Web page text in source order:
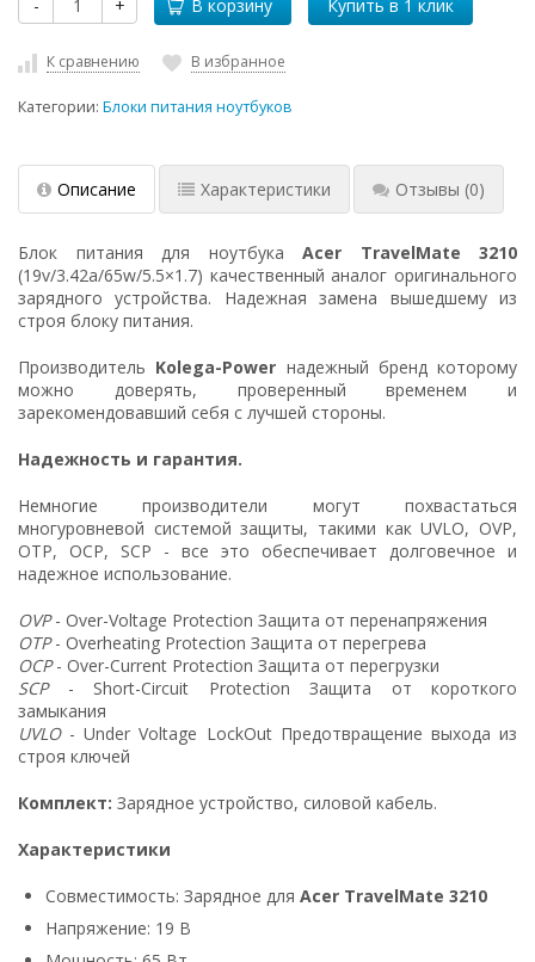
- + В корзину
К сравнению В избранное
Категории: Блоки питания ноутбуков
Описание Характеристики Отзывы (0)
Блок питания для ноутбука Acer TravelMate 3210
(19v/3.42a/65w/5.5×1.7) качественный аналог оригинального
зарядного устройства. Надежная замена вышедшему из
строя блоку питания.
Производитель Kolega-Power надежный бренд которому
можно доверять, проверенный временем и
зарекомендовавший себя с лучшей стороны.
Надежность и гарантия.
Немногие производители могут похвастаться
многуровневой системой защиты, такими как UVLO, OVP,
OTP, OCP, SCP - все это обеспечивает долговечное и
надежное использование.
OVP- Over-Voltage Protection Защита от перенапряжения
OTP- Overheating Protection Защита от перегрева
OCP- Over-Current Protection Защита от перегрузки
SCP- Short-Circuit Protection Защита от короткого
замыкания
UVLO- Under Voltage LockOut Предотвращение выхода из
строя ключей
Комплект: Зарядное устройство, силовой кабель.
Характеристики
Совместимость: Зарядное для Acer TravelMate 3210
Напряжение: 19 В